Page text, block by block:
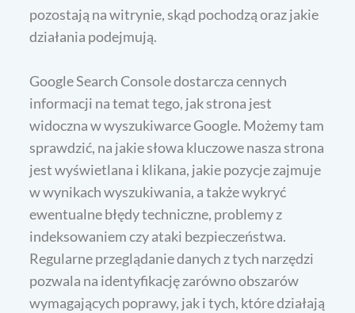
pozostają na witrynie, skąd pochodzą oraz jakie
działania podejmują.
Google Search Console dostarcza cennych
informacji na temat tego, jak strona jest
widoczna w wyszukiwarce Google. Możemy tam
sprawdzić, na jakie słowa kluczowe nasza strona
jest wyświetlana i klikana, jakie pozycje zajmuje
w wynikach wyszukiwania, a także wykryć
ewentualne błędy techniczne, problemy z
indeksowaniem czy ataki bezpieczeństwa.
Regularne przeglądanie danych z tych narzędzi
pozwala na identyfikację zarówno obszarów
wymagających poprawy, jak i tych, które działają